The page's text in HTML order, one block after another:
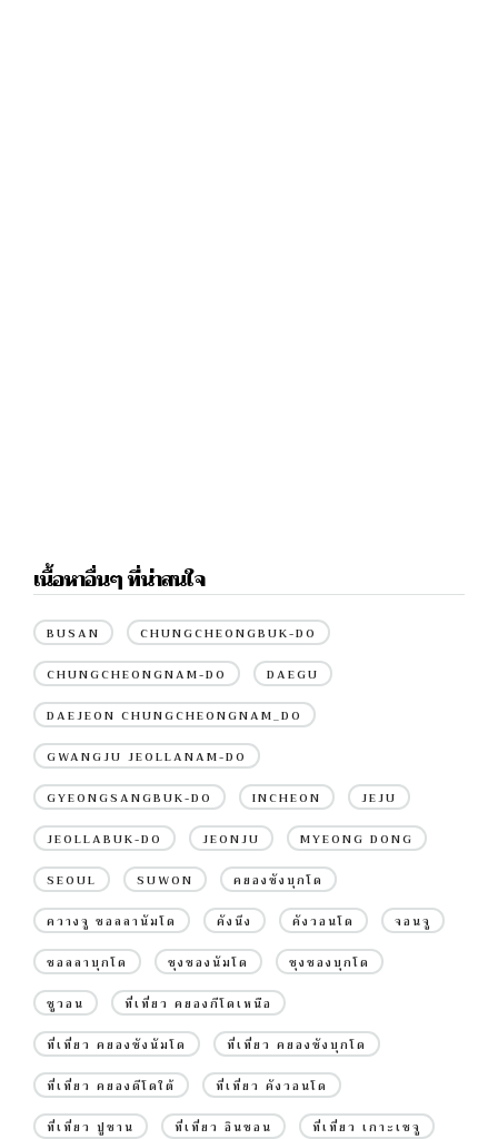
เนื้อหาอื่นๆ ที่น่าสนใจ
BUSAN CHUNGCHEONGBUK-DO
CHUNGCHEONGNAM-DO DAEGU
DAEJEON CHUNGCHEONGNAM_DO
GWANGJU JEOLLANAM-DO
GYEONGSANGBUK-DO INCHEON JEJU
JEOLLABUK-DO JEONJU MYEONG DONG
SEOUL SUWON คยองซังบุกโด
ควางจู ชอลลานัมโด คังนึง คังวอนโด จอนจู
ชอลลาบุกโด ชุงชองนัมโด ชุงชองบุกโด
ซูวอน ที่เที่ยว คยองกีโดเหนือ
ที่เที่ยว คยองซังนัมโด ที่เที่ยว คยองซังบุกโด
ที่เที่ยว คยองดีโดใต้ ที่เที่ยว คังวอนโด
ที่เที่ยว ปูซาน ที่เที่ยว อินชอน ที่เที่ยว เกาะเชจู